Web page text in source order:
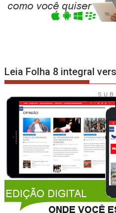
Leia Folha 8 integral